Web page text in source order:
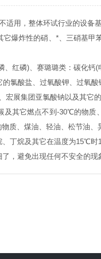
适用，整体环试行业的设备
爆炸性的硝、*、三硝基
、红磷)、赛璐璐类：碳化钙
氯酸盐、过氧酸钾、过氧
宏展集团亚氯酸钠以及其它
及其它燃点不到-30℃的物
质、煤油、轻油、松节油
丁烷及其它在温度为15℃时
，避免出现任何不安全的现